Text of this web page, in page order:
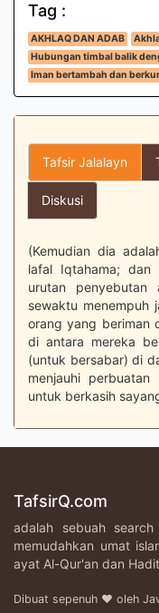
Tag :
AKHLAQ DAN ADAB
Hubungan timbal balik
Iman bertambah dan
Tafsir Jalalayn
Diskusi
(Kemudian dia
lafal Iqtahama; dan
urutan
sewaktu menempuh
orang yang beriman
di antara mereka
(untuk bersabar) di
menjauhi
untuk berkasih
TafsirQ.com
adalah sebuah
memudahkan umat
ayat Al-Qur'an dan
Dibuat sepenuh ♥ oleh